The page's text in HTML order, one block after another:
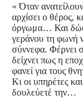
« Όταν
αρχίσει ο θέρος,
όργωμα… Και
γεράνου τη φωνή
σύννεφα. Φέρνει
δείχνει πως η
φανεί για τους
Κι οι υπηρέτες
δουλεύετέ την…